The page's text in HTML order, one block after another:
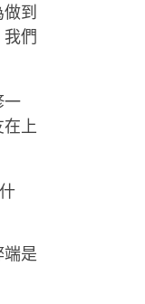
到
們
一
在上
是